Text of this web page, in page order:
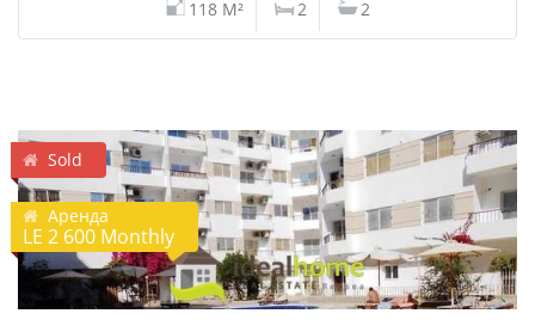
118 M² 2 2
Аренда
LE 2 600 Monthly
Sold